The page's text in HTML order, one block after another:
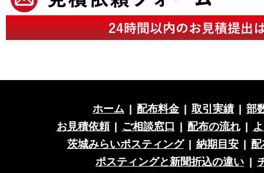
ホーム 配布料金 取引実績
部
お見積依頼
ご相談窓口 配布の流れ
茨城みらいポスティング
納期目安
ポスティングと新聞折込の違い